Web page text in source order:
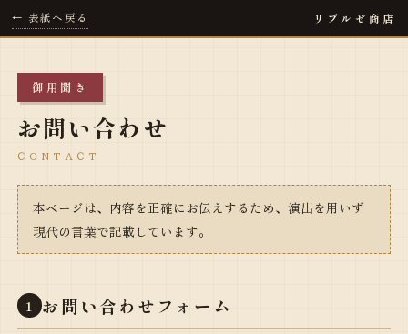
← 表紙へ戻る リプルゼ商店
御用聞き
お問い合わせ
CONTACT
本ページは、内容を正確にお伝えするため、演出を用いず
現代の言葉で記載しています。
1 お問い合わせフォーム